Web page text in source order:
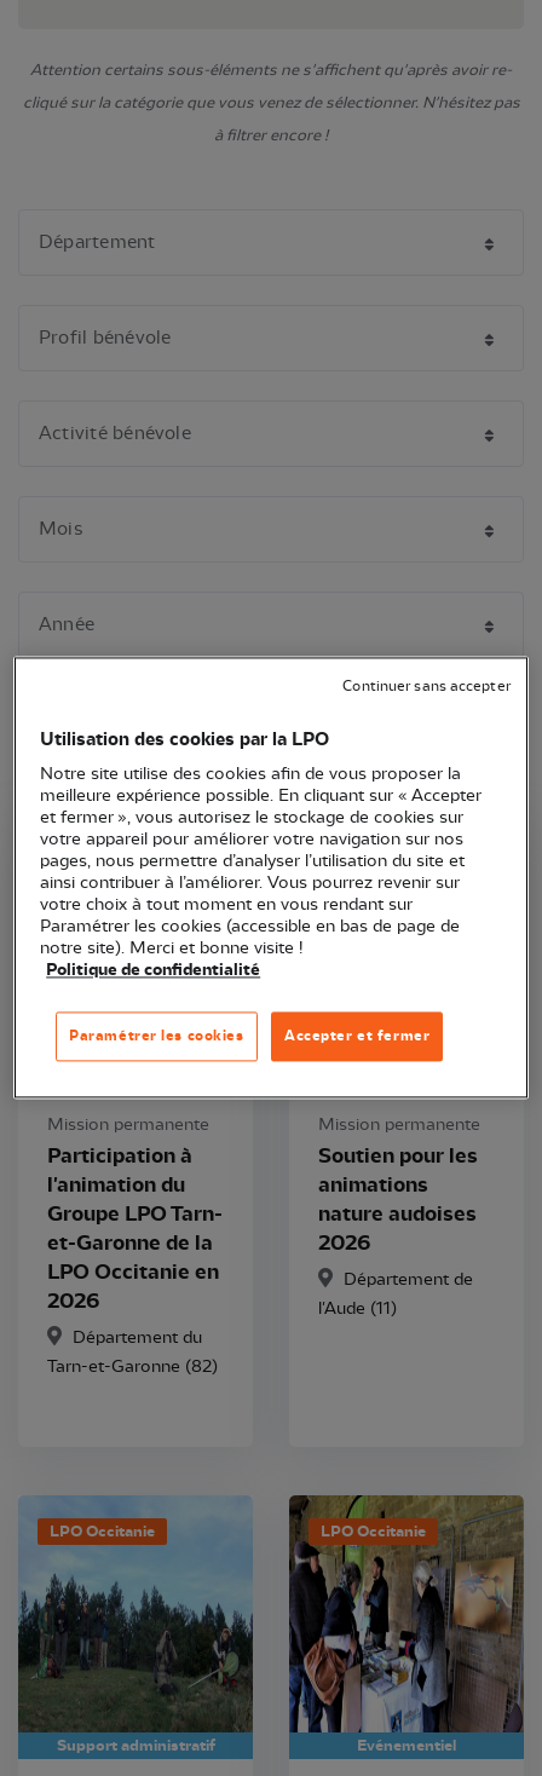
Attention certains sous-éléments ne s'affichent qu'après avoir re-
cliqué sur la catégorie que vous venez de sélectionner. N'hésitez pas
à filtrer encore !
LPO Occitanie
Mission permanente
Participation à
l'animation du
Groupe LPO Tarn-
et-Garonne de la
LPO Occitanie en
2026
Département du
Tarn-et-Garonne (82)
LPO Occitanie
Mission permanente
Soutien pour les
animations
nature audoises
2026
Département de
l'Aude (11)
LPO Occitanie
Support administratif
LPO Occitanie
Evénementiel
Utilisation des cookies par la LPO
Notre site utilise des cookies afin de vous proposer la
meilleure expérience possible. En cliquant sur « Accepter
et fermer », vous autorisez le stockage de cookies sur
votre appareil pour améliorer votre navigation sur nos
pages, nous permettre d’analyser l’utilisation du site et
ainsi contribuer à l’améliorer. Vous pourrez revenir sur
votre choix à tout moment en vous rendant sur
Paramétrer les cookies (accessible en bas de page de
notre site). Merci et bonne visite !
Politique de confidentialité
Accepter et fermer
Paramétrer les cookies
Continuer sans accepter